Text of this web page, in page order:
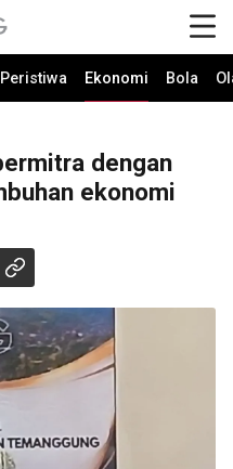
Peristiwa Ekonomi Bola
dengan
ekonomi